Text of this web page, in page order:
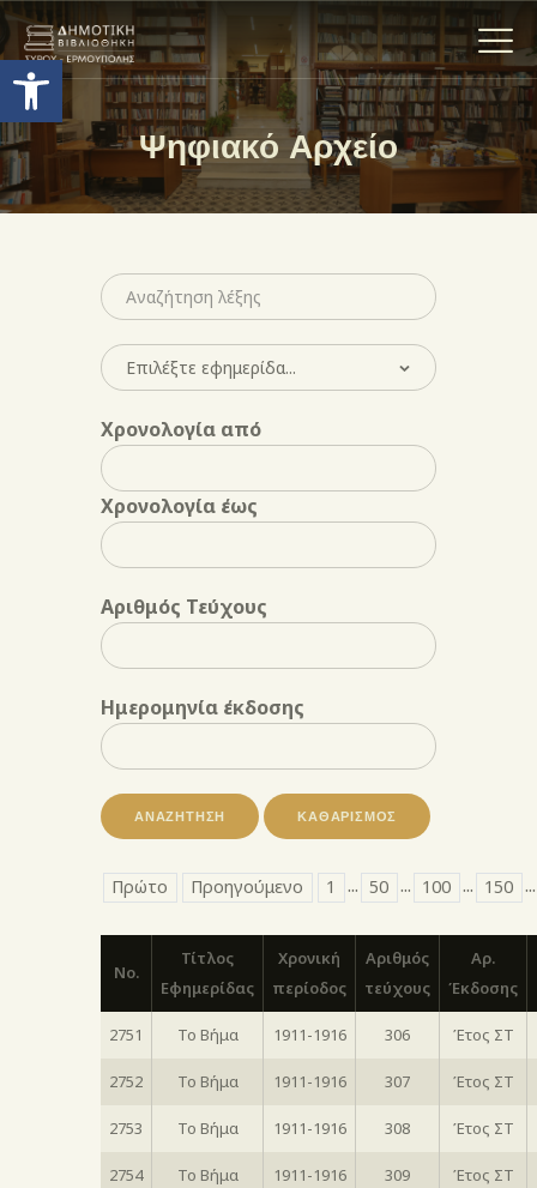
Ανοίξτε τη γραμμή εργαλείων
Ψηφιακό Αρχείο
Η ΒΙΒΛΙΟΘΗΚΗ
ΟΙ ΣΥΛΛΟΓΈΣ
ΥΠΗΡΕΣΙΕΣ
ΝΕΑ
ΕΠΙΚΟΙΝΩΝΊΑ
ΌΡΟΙ ΧΡΉΣΗΣ
Χρονολογία από
Χρονολογία έως
Αριθμός Τεύχους
Ημερομηνία έκδοσης
ΑΝΑΖΉΤΗΣΗ
Πρώτο Προηγούμενο 1 ... 50 ... 100 ... 150 ...
No.
Τίτλος
Εφημερίδας
Χρονική
περίοδος
Αριθμός
τεύχους
Αρ.
Έκδοσης
2751 Το Βήμα 1911-1916 306 Έτος ΣΤ
2752 Το Βήμα 1911-1916 307 Έτος ΣΤ
2753 Το Βήμα 1911-1916 308 Έτος ΣΤ
2754 Το Βήμα 1911-1916 309 Έτος ΣΤ